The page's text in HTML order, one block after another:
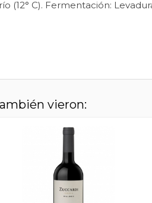
(12° C). Fermentación:
vieron: